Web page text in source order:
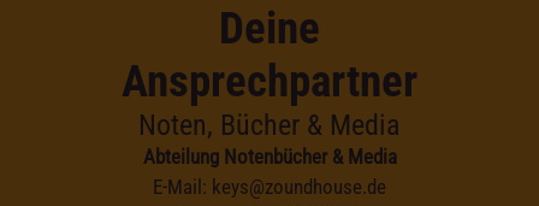
Deine
Ansprechpartner
Noten, Bücher & Media
Abteilung Notenbücher & Media
E-Mail: keys@zoundhouse.de